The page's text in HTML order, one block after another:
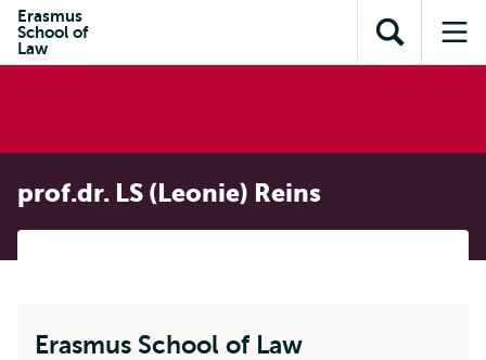
inhoud
Direct naar
subnavigatie
Erasmus
School of
Law
Toon
zoekveld
prof.dr. LS (Leonie) Reins
Erasmus School of Law